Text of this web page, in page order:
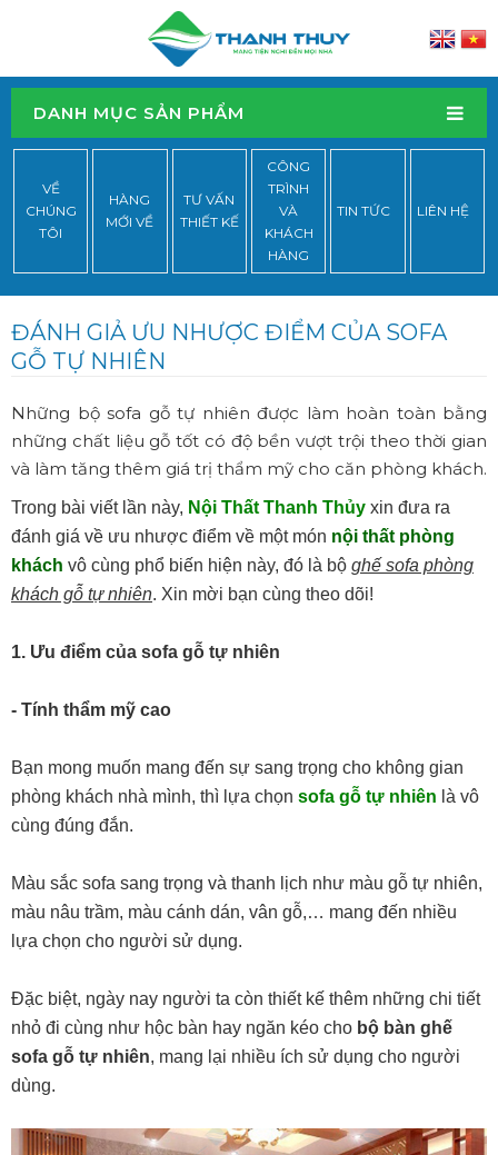
DANH MỤC SẢN PHẨM
VỀ
CHÚNG
TÔI
HÀNG
MỚI VỀ
TƯ VẤN
THIẾT KẾ
CÔNG
TRÌNH
VÀ
KHÁCH
HÀNG
TIN TỨC LIÊN HỆ
ĐÁNH GIẢ ƯU NHƯỢC ĐIỂM CỦA SOFA
GỖ TỰ NHIÊN
Những bộ sofa gỗ tự nhiên được làm hoàn toàn bằng
những chất liệu gỗ tốt có độ bền vượt trội theo thời gian
và làm tăng thêm giá trị thẩm mỹ cho căn phòng khách.
Trong bài viết lần này, Nội Thất Thanh Thủy xin đưa ra
đánh giá về ưu nhược điểm về một món nội thất phòng
khách vô cùng phổ biến hiện này, đó là bộ ghế sofa phòng
khách gỗ tự nhiên. Xin mời bạn cùng theo dõi!
1. Ưu điểm của sofa gỗ tự nhiên
- Tính thẩm mỹ cao
Bạn mong muốn mang đến sự sang trọng cho không gian
phòng khách nhà mình, thì lựa chọn sofa gỗ tự nhiên là vô
cùng đúng đắn.
Màu sắc sofa sang trọng và thanh lịch như màu gỗ tự nhiên,
màu nâu trầm, màu cánh dán, vân gỗ,… mang đến nhiều
lựa chọn cho người sử dụng.
Đặc biệt, ngày nay người ta còn thiết kế thêm những chi tiết
nhỏ đi cùng như hộc bàn hay ngăn kéo cho bộ bàn ghế
sofa gỗ tự nhiên, mang lại nhiều ích sử dụng cho người
dùng.